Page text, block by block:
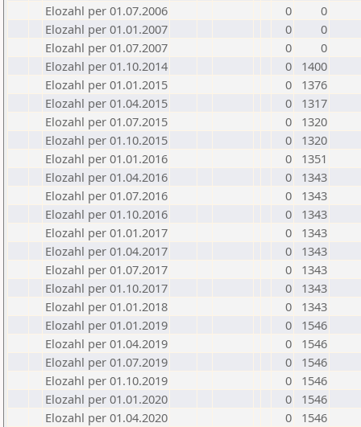
Elozahl per 01.07.2006
0
0
Elozahl per 01.01.2007
0
0
Elozahl per 01.07.2007
0
0
Elozahl per 01.10.2014
0
1400
Elozahl per 01.01.2015
0
1376
Elozahl per 01.04.2015
0
1317
Elozahl per 01.07.2015
0
1320
Elozahl per 01.10.2015
0
1320
Elozahl per 01.01.2016
0
1351
Elozahl per 01.04.2016
0
1343
Elozahl per 01.07.2016
0
1343
Elozahl per 01.10.2016
0
1343
Elozahl per 01.01.2017
0
1343
Elozahl per 01.04.2017
0
1343
Elozahl per 01.07.2017
0
1343
Elozahl per 01.10.2017
0
1343
Elozahl per 01.01.2018
0
1343
Elozahl per 01.01.2019
0
1546
Elozahl per 01.04.2019
0
1546
Elozahl per 01.07.2019
0
1546
Elozahl per 01.10.2019
0
1546
Elozahl per 01.01.2020
0
1546
Elozahl per 01.04.2020
0
1546